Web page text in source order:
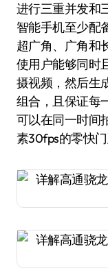
进行三重并发和
智能手机至少配
超广角、广角和
使用户能够同时
摄视频，然后生
组合，且保证每
可以在同一时间
素30fps的零快门